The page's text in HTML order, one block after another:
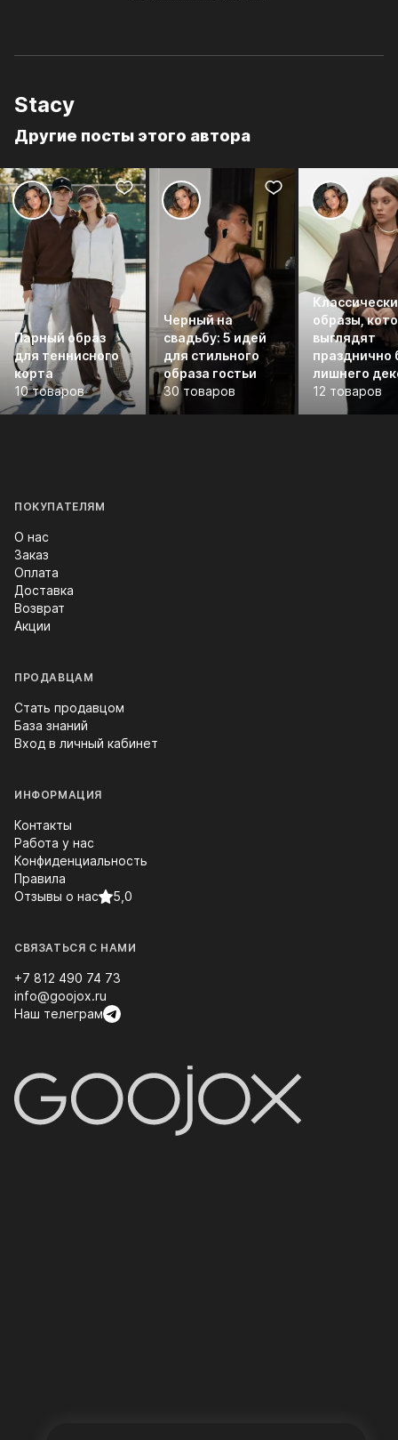
Stacy
Другие посты этого автора
Парный образ
для теннисного
корта
10 товаров
Черный на
свадьбу: 5 идей
для стильного
образа гостьи
30 товаров
образы,
выглядят
празднично
лишнего
12 товаров
ПОКУПАТЕЛЯМ
О нас
Заказ
Оплата
Доставка
Возврат
Акции
ПРОДАВЦАМ
Стать продавцом
База знаний
Вход в личный кабинет
ИНФОРМАЦИЯ
Контакты
Работа у нас
Конфиденциальность
Правила
Отзывы о нас
5,0
СВЯЗАТЬСЯ С НАМИ
+7 812 490 74 73
info@goojox.ru
Наш телеграм